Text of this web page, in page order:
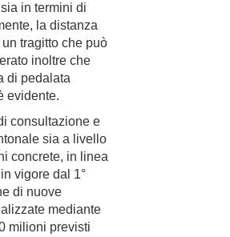
in termini di
la distanza
tragitto che può
inoltre che
di pedalata
evidente.
consultazione e
sia a livello
concrete, in linea
vigore dal 1°
di nuove
mediante
milioni previsti